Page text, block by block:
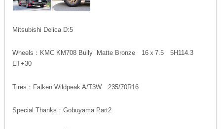
Mitsubishi Delica D:5
Wheels：KMC KM708 Bully Matte Bronze 16ｘ7.5 5H114.3
ET+30
Tires：Falken Wildpeak A/T3W 235/70R16
Special Thanks：Gobuyama Part2